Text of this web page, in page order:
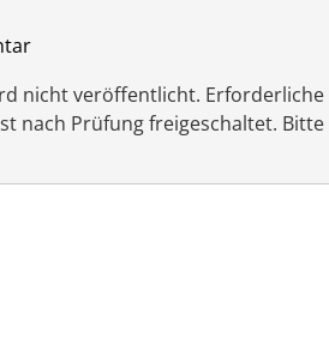
nicht veröffentlicht.
nach Prüfung freigeschaltet. Bitte